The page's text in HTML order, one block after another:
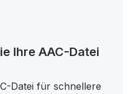
Ihre AAC-Datei
Datei für schnellere